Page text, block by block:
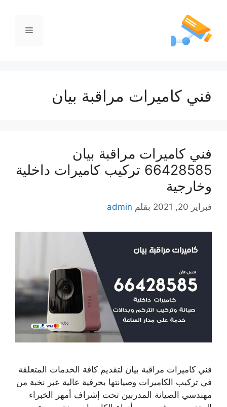
فني كاميرات مراقبة بيان
فني كاميرات مراقبة بيان
66428585 تركيب كاميرات داخلية
وخارجية
فبراير 20, 2021 بقلم admin
فني كاميرات مراقبة بيان لتقديم كافة الخدمات المتعلقة
في تركيب الكاميرات وصيانتها بحرفية عالية عبر نخبة من
مهندسي الصيانة المدربين تحت إشراف أمهر الخبراء